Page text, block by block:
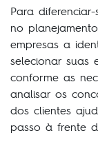
Para
no
empresas a
selecionar suas
conforme as
analisar os
dos clientes
passo à frente